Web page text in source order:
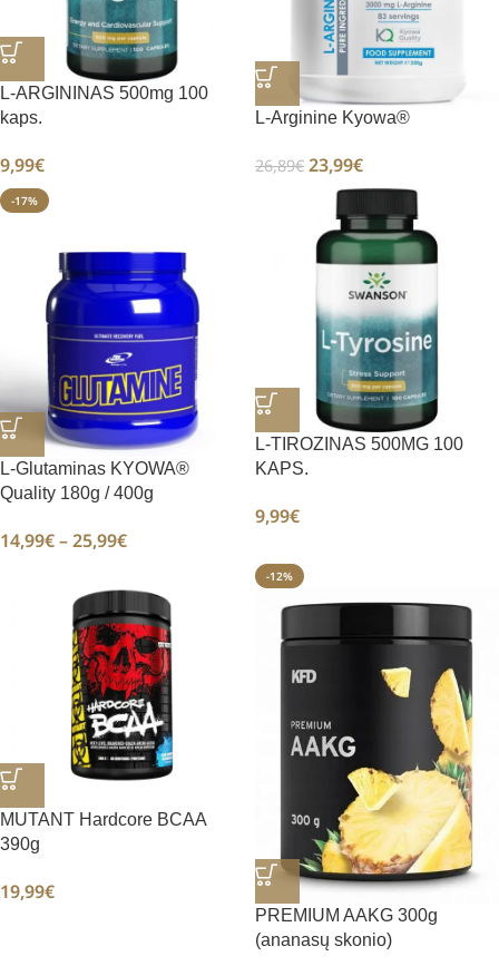
L-ARGININAS 500mg 100
kaps.
9,99€
L-Arginine Kyowa®
26,89€ 23,99€
-17%
L-Glutaminas KYOWA®
Quality 180g / 400g
14,99€–25,99€
L-TIROZINAS 500MG 100
KAPS.
9,99€
MUTANT Hardcore BCAA
390g
19,99€
-12%
PREMIUM AAKG 300g
(ananasų skonio)